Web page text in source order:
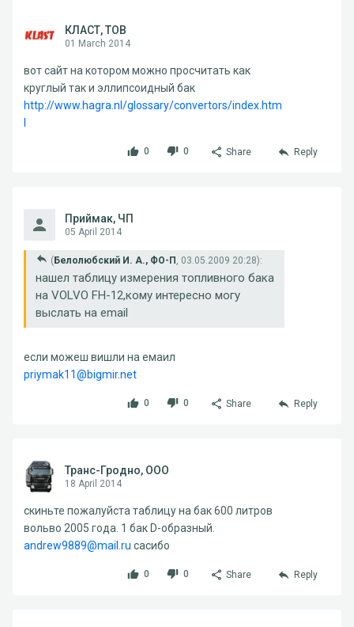
КЛАСТ, ТОВ
01 March 2014
вот сайт на котором можно просчитать как
круглый так и эллипсоидный бак
http://www.hagra.nl/glossary/convertors/index.htm
0 0 Share Reply
Приймак, ЧП
05 April 2014
( Белолюбский И. А., ФО-П , 03.05.2009 20:28):
нашел таблицу измерения топливного бака
на VOLVO FH-12,кому интересно могу
выслать на email
если можеш вишли на емаил
priymak11@bigmir.net
0 0 Share Reply
Транс-Гродно, ООО
18 April 2014
скиньте пожалуйста таблицу на бак 600 литров
вольво 2005 года. 1 бак D-образный.
andrew9889@mail.ru сасибо
0 0 Share Reply